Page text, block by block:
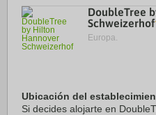
Recinto ferial ...DoubleTree
Schweizerhof
Europa.
Ubicación del
Si decides alojarte en